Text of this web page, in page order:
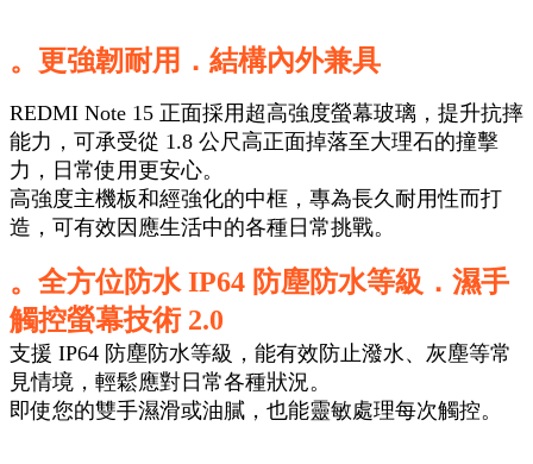
。更強韌耐用 ． 結構內外兼具
REDMI Note 15 正面採用超高強度螢幕玻璃，提升抗摔
能力，可承受從 1.8 公尺高正面掉落至大理石的撞擊
力，日常使用更安心。
高強度主機板和經強化的中框，專為長久耐用性而打
造，可有效因應生活中的各種日常挑戰。
。全方位防水 IP64 防塵防水等級 ． 濕手
觸控螢幕技術 2.0
支援 IP64 防塵防水等級，能有效防止潑水、灰塵等常
見情境，輕鬆應對日常各種狀況。
即使您的雙手濕滑或油膩，也能靈敏處理每次觸控。